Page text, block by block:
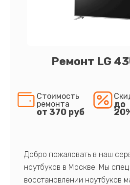
Ремонт LG
Стоимость
ремонта
от 370 руб
до
Добро пожаловать в наш
ноутбуков в Москве. Мы
восстановлении ноутбуков